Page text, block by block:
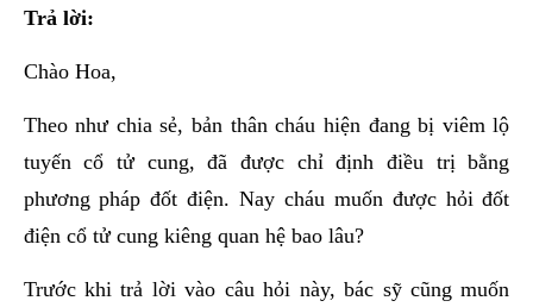
Trả lời:
Chào Hoa,
Theo như chia sẻ, bản thân cháu hiện đang bị viêm lộ
tuyến cổ tử cung, đã được chỉ định điều trị bằng
phương pháp đốt điện. Nay cháu muốn được hỏi đốt
điện cổ tử cung kiêng quan hệ bao lâu?
Trước khi trả lời vào câu hỏi này, bác sỹ cũng muốn